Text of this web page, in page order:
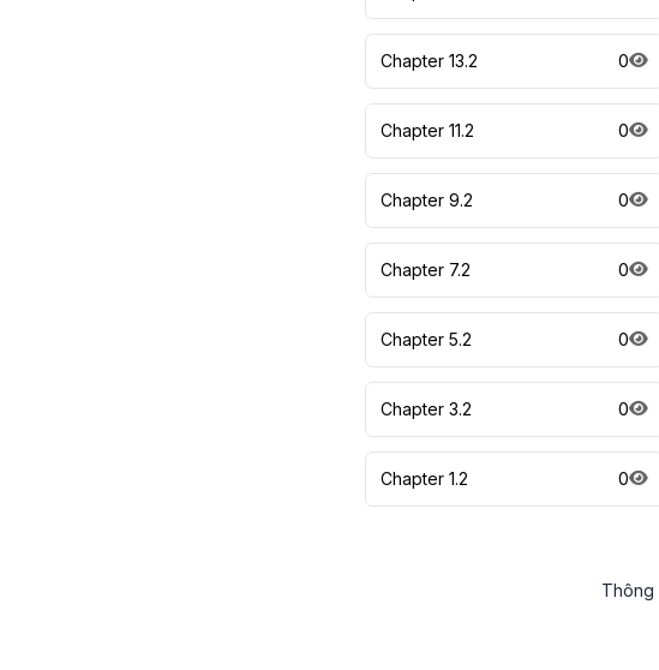
Chapter 13.2 0
Chapter 11.2 0
Chapter 9.2 0
Chapter 7.2 0
Chapter 5.2 0
Chapter 3.2 0
Chapter 1.2 0
Thông